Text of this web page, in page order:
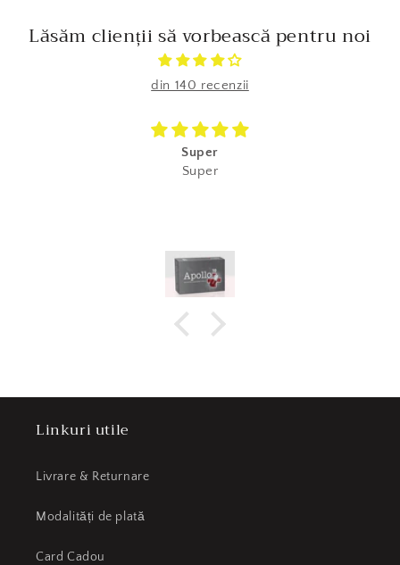
Lăsăm clienții să vorbească pentru noi
din 140 recenzii
Super
Super
Linkuri utile
Livrare & Returnare
Modalități de plată
Card Cadou